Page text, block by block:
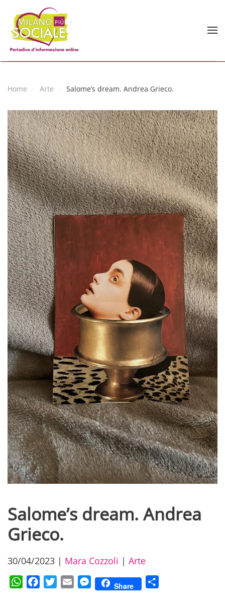
Skip to main content
Home Arte Salome’s dream. Andrea Grieco.
Salome’s dream. Andrea
Grieco.
30/04/2023 | Mara Cozzoli | Arte
WhatsAppFacebookTwitterEmail Messenger
Share